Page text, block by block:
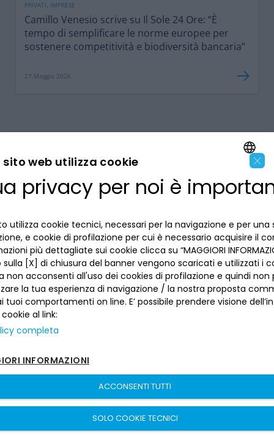
PRIVATI, IMPRESE
Camillo Venesio scrive su Il Sole 24 Ore: “È
tempo di semplificare le norme europee per
sostenere competitività e biodiversità bancaria”
27 Maggio 2026
LA BANCA
Dove siamo
Lavora con noi
Reclami
Numeri utili
INFORMAZIONI PER IL CLIENTE
Privacy
La tua scelta sui cookies
Informativa al pubblico
Sepa
Sicurezza
Depositi dormienti
Arbitro per le Controversie Finanziarie
Fondo Interbancario di Tutela dei Depositi
Cartolarizzazioni
ACCESSIBILITÀ E APP
SEGUICI SUI SOCIAL
Banca del Piemonte | P. Iva 00821100013 –Sitemap–sito creato da
ENGLISH
×
sito web utilizza cookie
privacy per noi è
utilizza cookie tecnici, necessari per la navigazione e per una
e cookie di profilazione per cui è necessario acquisire il
più dettagliate sui cookie clicca su “MAGGIORI
[X] di chiusura del banner vengono scaricati e utilizzati i
non acconsenti all'uso dei cookies di profilazione e quindi non
la tua esperienza di navigazione / la nostra proposta
tuoi comportamenti on line. E’ possibile prendere visione
al link:
completa
INFORMAZIONI
ACCONSENTI TUTTI
SOLO COOKIE TECNICI